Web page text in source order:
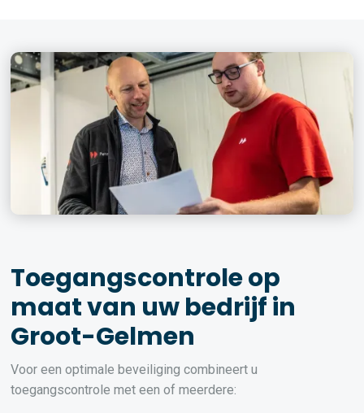
Toegangscontrole op
maat van uw bedrijf in
Groot-Gelmen
Voor een optimale beveiliging combineert u
toegangscontrole met een of meerdere: